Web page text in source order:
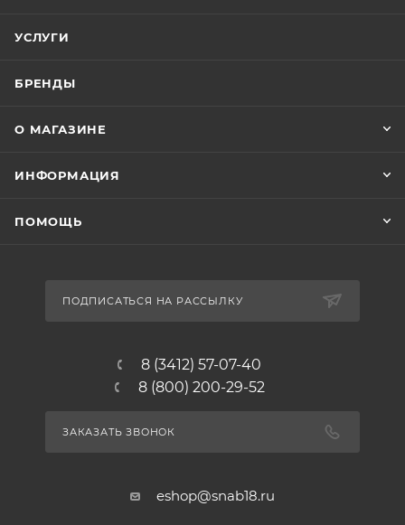
УСЛУГИ
БРЕНДЫ
О МАГАЗИНЕ
ИНФОРМАЦИЯ
ПОМОЩЬ
ПОДПИСАТЬСЯ НА РАССЫЛКУ
8 (3412) 57-07-40
8 (800) 200-29-52
ЗАКАЗАТЬ ЗВОНОК
eshop@snab18.ru